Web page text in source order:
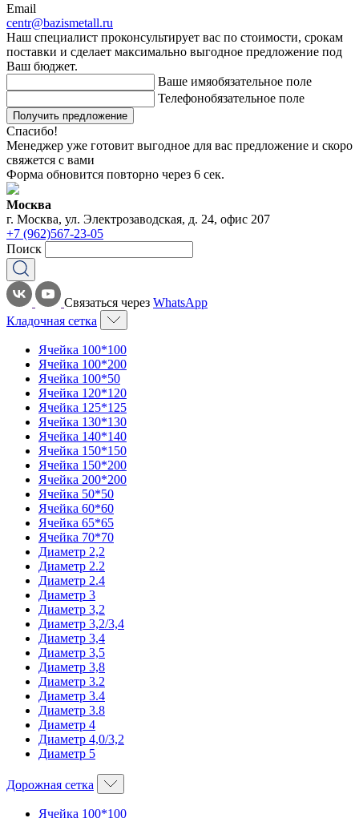
Email
centr@bazismetall.ru
Наш специалист проконсультирует вас по стоимости, срокам
поставки и сделает максимально выгодное предложение под
Ваш бюджет.
Ваше имяобязательное поле
Телефонобязательное поле
Получить предложение
Спасибо!
Менеджер уже готовит выгодное для вас предложение и скоро
свяжется с вами
Форма обновится повторно через 6 сек.
Москва
г. Москва, ул. Электрозаводская, д. 24, офис 207
+7 (962)567-23-05
Поиск
Связаться через WhatsApp
Кладочная сетка
Ячейка 100*100
Ячейка 100*200
Ячейка 100*50
Ячейка 120*120
Ячейка 125*125
Ячейка 130*130
Ячейка 140*140
Ячейка 150*150
Ячейка 150*200
Ячейка 200*200
Ячейка 50*50
Ячейка 60*60
Ячейка 65*65
Ячейка 70*70
Диаметр 2,2
Диаметр 2.2
Диаметр 2.4
Диаметр 3
Диаметр 3,2
Диаметр 3,2/3,4
Диаметр 3,4
Диаметр 3,5
Диаметр 3,8
Диаметр 3.2
Диаметр 3.4
Диаметр 3.8
Диаметр 4
Диаметр 4,0/3,2
Диаметр 5
Дорожная сетка
Ячейка 100*100